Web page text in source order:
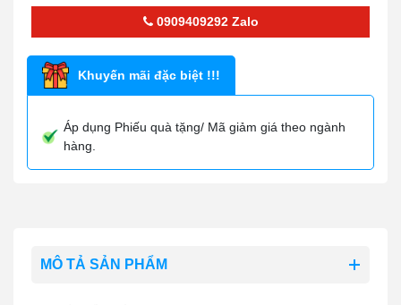
0909409292Zalo
Khuyến mãi đặc biệt !!!
Áp dụng Phiếu quà tặng/ Mã giảm giá theo ngành
hàng.
MÔ TẢ SẢN PHẨM